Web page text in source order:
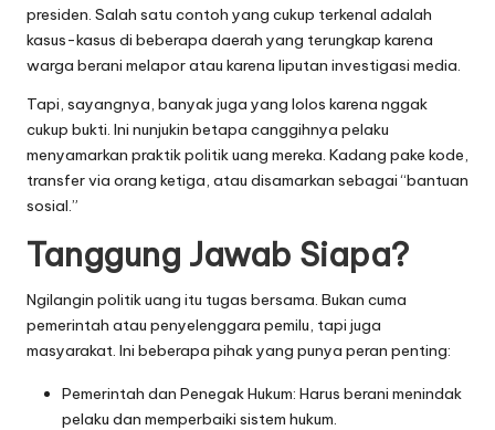
presiden. Salah satu contoh yang cukup terkenal adalah
kasus-kasus di beberapa daerah yang terungkap karena
warga berani melapor atau karena liputan investigasi media.
Tapi, sayangnya, banyak juga yang lolos karena nggak
cukup bukti. Ini nunjukin betapa canggihnya pelaku
menyamarkan praktik politik uang mereka. Kadang pake kode,
transfer via orang ketiga, atau disamarkan sebagai “bantuan
sosial.”
Tanggung Jawab Siapa?
Ngilangin politik uang itu tugas bersama. Bukan cuma
pemerintah atau penyelenggara pemilu, tapi juga
masyarakat. Ini beberapa pihak yang punya peran penting:
Pemerintah dan Penegak Hukum: Harus berani menindak
pelaku dan memperbaiki sistem hukum.